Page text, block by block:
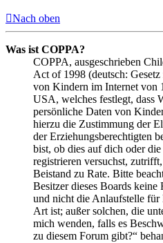
Nach oben
Was ist COPPA?
COPPA, ausgeschrieben
Act of 1998 (deutsch:
von Kindern im Internet von
USA, welches festlegt, dass
persönliche Daten von
hierzu die Zustimmung der
der Erziehungsberechtigten
bist, ob dies auf dich oder
registrieren versuchst,
Beistand zu Rate. Bitte
Besitzer dieses Boards keine
und nicht die Anlaufstelle für
Art ist; außer solchen, die
mich wenden, falls es
zu diesem Forum gibt?“